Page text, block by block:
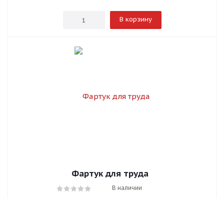
В корзину
Фартук для труда
В наличии